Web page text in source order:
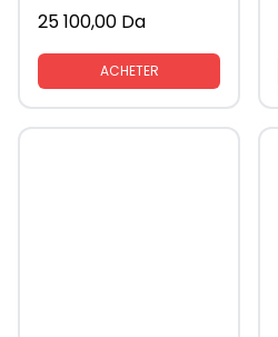
25 100,00 Da
ACHETER